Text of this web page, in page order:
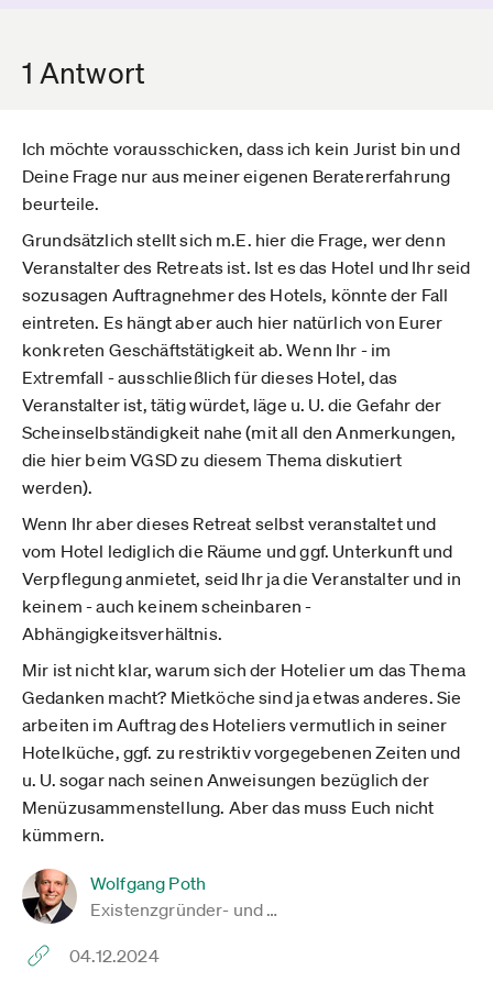
1 Antwort
Ich möchte vorausschicken, dass ich kein Jurist bin und
Deine Frage nur aus meiner eigenen Beratererfahrung
beurteile.
Grundsätzlich stellt sich m.E. hier die Frage, wer denn
Veranstalter des Retreats ist. Ist es das Hotel und Ihr seid
sozusagen Auftragnehmer des Hotels, könnte der Fall
eintreten. Es hängt aber auch hier natürlich von Eurer
konkreten Geschäftstätigkeit ab. Wenn Ihr - im
Extremfall - ausschließlich für dieses Hotel, das
Veranstalter ist, tätig würdet, läge u. U. die Gefahr der
Scheinselbständigkeit nahe (mit all den Anmerkungen,
die hier beim VGSD zu diesem Thema diskutiert
werden).
Wenn Ihr aber dieses Retreat selbst veranstaltet und
vom Hotel lediglich die Räume und ggf. Unterkunft und
Verpflegung anmietet, seid Ihr ja die Veranstalter und in
keinem - auch keinem scheinbaren -
Abhängigkeitsverhältnis.
Mir ist nicht klar, warum sich der Hotelier um das Thema
Gedanken macht? Mietköche sind ja etwas anderes. Sie
arbeiten im Auftrag des Hoteliers vermutlich in seiner
Hotelküche, ggf. zu restriktiv vorgegebenen Zeiten und
u. U. sogar nach seinen Anweisungen bezüglich der
Menüzusammenstellung. Aber das muss Euch nicht
kümmern.
Wolfgang Poth
Existenzgründer- und …
04.12.2024